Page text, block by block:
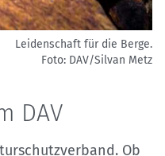
Leidenschaft für die Berge.
Foto: DAV/Silvan Metz
DAV
Ob